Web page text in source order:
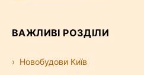
ВАЖЛИВІ РОЗДІЛИ
Новобудови Київ